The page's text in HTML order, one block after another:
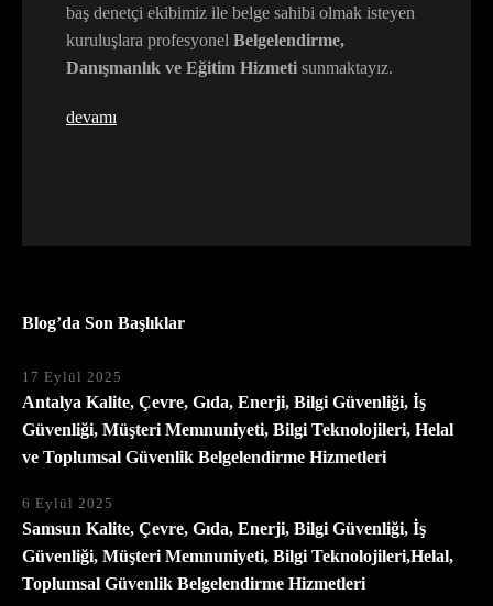
baş denetçi ekibimiz ile belge sahibi olmak isteyen
kuruluşlara profesyonel Belgelendirme,
Danışmanlık ve Eğitim Hizmeti sunmaktayız.
devamı
Blog’da Son Başlıklar
17 Eylül 2025
Antalya Kalite, Çevre, Gıda, Enerji, Bilgi Güvenliği, İş
Güvenliği, Müşteri Memnuniyeti, Bilgi Teknolojileri, Helal
ve Toplumsal Güvenlik Belgelendirme Hizmetleri
6 Eylül 2025
Samsun Kalite, Çevre, Gıda, Enerji, Bilgi Güvenliği, İş
Güvenliği, Müşteri Memnuniyeti, Bilgi Teknolojileri,Helal,
Toplumsal Güvenlik Belgelendirme Hizmetleri